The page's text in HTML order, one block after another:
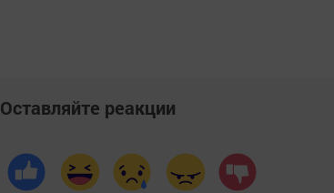
Оставляйте реакции